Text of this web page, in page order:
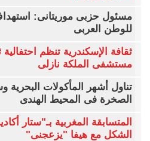
مسئول حزبى موريتانى:
للوطن العربى
ثقافة الإسكندرية تنظم احتفالية
مستشفى الملكة نازلى
تناول أشهر المأكولات
الصخرة فى المحيط الهندى
المتسابقة المغربية بـ"ستار
الشكل مع هيفا "يزعجنى"